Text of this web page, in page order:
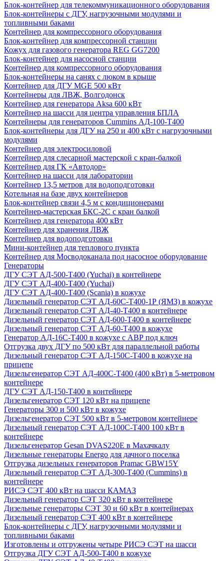
Блок-контейнер для телекоммуникационного оборудования
Блок-контейнеры с ДГУ, нагрузочными модулями и
топливными баками
Контейнер для компрессорного оборудования
Блок-контейнер для компрессорной станции
Кожух для газового генератора REG GG7200
Блок-контейнер для насосной станции
Контейнер для компрессорного оборудования
Блок-контейнеры на санях с люком в крыше
Контейнер для ДГУ MGE 500 кВт
Контейнеры для ЛВЖ, Волгодонск
Контейнер для генератора Aksa 600 кВт
Контейнер на шасси для центра управления БПЛА
Контейнеры для генераторов Cummins АД-100-Т400
Блок-контейнеры для ДГУ на 250 и 400 кВт с нагрузочными
модулями
Контейнер для электросиловой
Контейнер для слесарной мастерской с кран-балкой
Контейнер для ГК «Автодор»
Контейнер на шасси для лаборатории
Контейнер 13,5 метров для водоподготовки
Котельная на базе двух контейнеров
Блок-контейнер связи 4,5 м с кондиционерами
Контейнер-мастерская БКС-2С с кран балкой
Контейнер для генератора 400 кВт
Контейнер для хранения ЛВЖ
Контейнер для водоподготовки
Мини-контейнер для теплового пункта
Контейнер для Мосводоканала под насосное оборудование
Генераторы
ДГУ СЭТ АД-500-Т400 (Yuchai) в контейнере
ДГУ СЭТ АД-400-Т400 (Yuchai)
ДГУ СЭТ АД-400-Т400 (Scania) в кожухе
Дизельный генератор СЭТ АД-60С-Т400-1Р (ЯМЗ) в кожухе
Дизельный генератор СЭТ АД-40-Т400 в контейнере
Дизельный генератор СЭТ АД-600-Т400 в контейнере
Дизельный генератор СЭТ АД-60-Т400 в кожухе
Генератор АД-16С-Т400 в кожухе с АВР под ключ
Отгрузка двух ДГУ по 500 кВт для параллельной работы
Дизельный генератор СЭТ АД-150С-Т400 в кожухе на
прицепе
Дизельгенератор СЭТ АД-400С-Т400 (400 кВт) в 5-метровом
контейнере
ДГУ СЭТ АД-150-Т400 в контейнере
Дизельгенератор СЭТ 120 кВт на прицепе
Генераторы 300 и 500 кВт в кожухе
Дизельгенератор СЭТ 500 кВт в 5-метровом контейнере
Дизельный генератор СЭТ АД-100С-Т400 100 кВт в
контейнере
Дизельгенератор Gesan DVAS220E в Махачкалу
Дизельные генераторы Energo для дачного поселка
Отгрузка дизельных генераторов Pramac GВW15Y
Дизельный генератор СЭТ АД-300-Т400 (Cummins) в
контейнере
РИСЭ СЭТ 400 кВт на шасси КАМАЗ
Дизельный генератор СЭТ 320 кВт в контейнере
Дизельные генераторы СЭТ 30 и 60 кВт в контейнерах
Дизельный генератор СЭТ 400 кВт в контейнере
Блок-контейнеры с ДГУ, нагрузочными модулями и
топливными баками
Изготовлены и отгружены четыре РИСЭ СЭТ на шасси
Отгрузка ДГУ СЭТ АД-500-Т400 в кожухе